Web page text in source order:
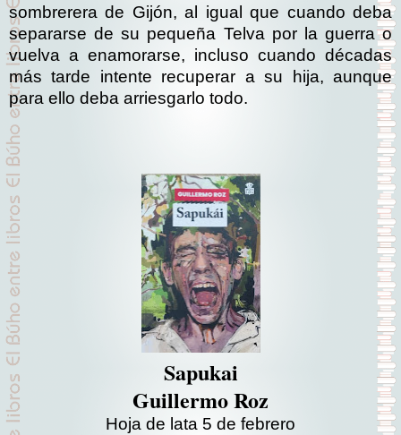
sombrerera de Gijón, al igual que cuando deba
separarse de su pequeña Telva por la guerra o
vuelva a enamorarse, incluso cuando décadas
más tarde intente recuperar a su hija, aunque
para ello deba arriesgarlo todo.
Sapukai
Guillermo Roz
Hoja de lata 5 de febrero